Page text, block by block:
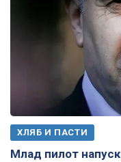
ХЛЯБ И ПАСТИ
Млад пилот